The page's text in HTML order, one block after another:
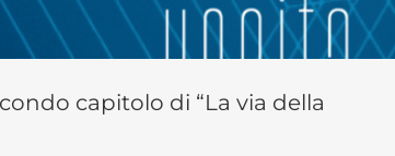
capitolo di “La via della